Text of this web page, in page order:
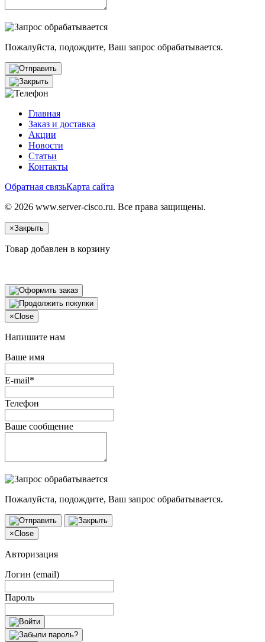
Пожалуйста, подождите, Ваш запрос обрабатывается.
Главная
Заказ и доставка
Акции
Новости
Статьи
Контакты
Обратная связьКарта сайта
© 2026 www.server-cisco.ru. Все права защищены.
×Закрыть
Товар добавлен в корзину
×Close
Напишите нам
Ваше имя
E-mail*
Телефон
Ваше сообщение
Пожалуйста, подождите, Ваш запрос обрабатывается.
×Close
Авторизация
Логин (email)
Пароль